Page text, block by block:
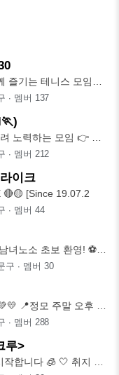
즐기는 테니스 모임🥎
∙ 멤버 137
력하는 모임 👉 매
∙ 멤버 212
이크
🔴⚪ 4구 (사구) 모임 BILLIKE 🔴🟡 [Since 19.07.2
∙ 멤버 44
구 ∙ 멤버 30
후 8
∙ 멤버 288
루>
🧊 🤍 취지 건